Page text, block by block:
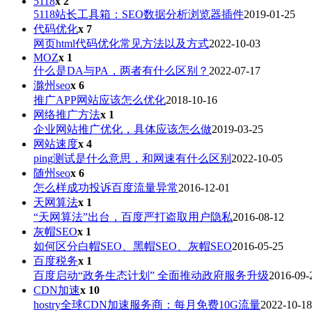
5118站长工具箱：SEO数据分析浏览器插件2019-01-25
代码优化x 7
网页html代码优化常见方法以及方式2022-10-03
MOZx 1
什么是DA与PA，两者有什么区别？ 2022-07-17
滁州seox 6
推广APP网站应该怎么优化2018-10-16
网络推广方法x 1
企业网站推广优化，具体应该怎么做2019-03-25
网站速度x 4
ping测试是什么意思，和网速有什么区别 2022-10-05
随州seox 6
怎么样成功投诉百度流量异常2016-12-01
天网算法x 1
“天网算法”出台，百度严打盗取用户隐私2016-08-12
灰帽SEOx 1
如何区分白帽SEO、黑帽SEO、灰帽SEO2016-05-25
百度税务x 1
百度启动“政务生态计划” 全面推动政府服务升级2016-09-
CDN加速x 10
hostry全球CDN加速服务商：每月免费10G流量2022-10-18